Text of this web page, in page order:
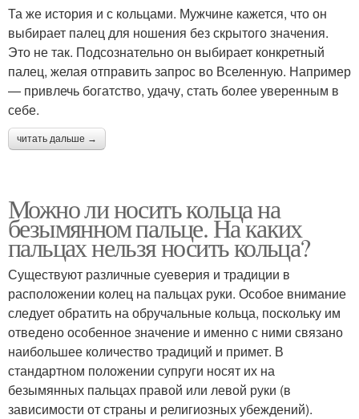
Та же история и с кольцами. Мужчине кажется, что он
выбирает палец для ношения без скрытого значения.
Это не так. Подсознательно он выбирает конкретный
палец, желая отправить запрос во Вселенную. Например
— привлечь богатство, удачу, стать более уверенным в
себе.
читать дальше →
Можно ли носить кольца на
безымянном пальце. На каких
пальцах нельзя носить кольца?
Существуют различные суеверия и традиции в
расположении колец на пальцах руки. Особое внимание
следует обратить на обручальные кольца, поскольку им
отведено особенное значение и именно с ними связано
наибольшее количество традиций и примет. В
стандартном положении супруги носят их на
безымянных пальцах правой или левой руки (в
зависимости от страны и религиозных убеждений).